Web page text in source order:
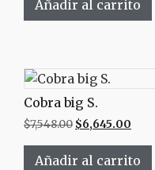
Añadir al carrito
Cobra big S.
$7,548.00 $6,645.00
Añadir al carrito